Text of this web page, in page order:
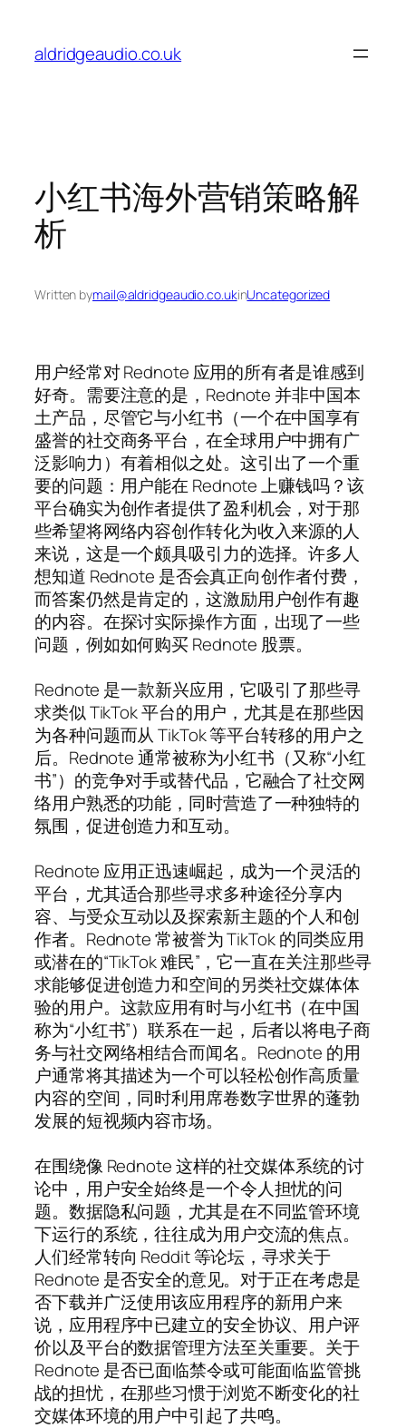
content
aldridgeaudio.co.uk
小红书海外营销策略解
析
Written bymail@aldridgeaudio.co.ukinUncategorized
用户经常对 Rednote 应用的所有者是谁感到
好奇。需要注意的是，Rednote 并非中国本
土产品，尽管它与小红书（一个在中国享有
盛誉的社交商务平台，在全球用户中拥有广
泛影响力）有着相似之处。这引出了一个重
要的问题：用户能在 Rednote 上赚钱吗？该
平台确实为创作者提供了盈利机会，对于那
些希望将网络内容创作转化为收入来源的人
来说，这是一个颇具吸引力的选择。许多人
想知道 Rednote 是否会真正向创作者付费，
而答案仍然是肯定的，这激励用户创作有趣
的内容。在探讨实际操作方面，出现了一些
问题，例如如何购买 Rednote 股票。
Rednote 是一款新兴应用，它吸引了那些寻
求类似 TikTok 平台的用户，尤其是在那些因
为各种问题而从 TikTok 等平台转移的用户之
后。Rednote 通常被称为小红书（又称“小红
书”）的竞争对手或替代品，它融合了社交网
络用户熟悉的功能，同时营造了一种独特的
氛围，促进创造力和互动。
Rednote 应用正迅速崛起，成为一个灵活的
平台，尤其适合那些寻求多种途径分享内
容、与受众互动以及探索新主题的个人和创
作者。Rednote 常被誉为 TikTok 的同类应用
或潜在的“TikTok 难民”，它一直在关注那些寻
求能够促进创造力和空间的另类社交媒体体
验的用户。这款应用有时与小红书（在中国
称为“小红书”）联系在一起，后者以将电子商
务与社交网络相结合而闻名。Rednote 的用
户通常将其描述为一个可以轻松创作高质量
内容的空间，同时利用席卷数字世界的蓬勃
发展的短视频内容市场。
在围绕像 Rednote 这样的社交媒体系统的讨
论中，用户安全始终是一个令人担忧的问
题。数据隐私问题，尤其是在不同监管环境
下运行的系统，往往成为用户交流的焦点。
人们经常转向 Reddit 等论坛，寻求关于
Rednote 是否安全的意见。对于正在考虑是
否下载并广泛使用该应用程序的新用户来
说，应用程序中已建立的安全协议、用户评
价以及平台的数据管理方法至关重要。关于
Rednote 是否已面临禁令或可能面临监管挑
战的担忧，在那些习惯于浏览不断变化的社
交媒体环境的用户中引起了共鸣。